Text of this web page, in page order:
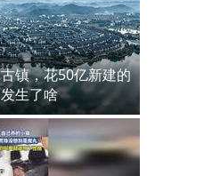
镇，花50亿新建的
生了啥